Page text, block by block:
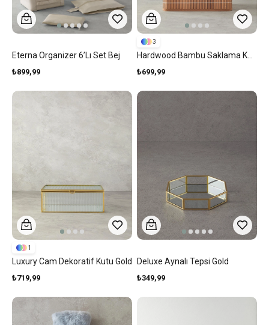
Eterna Organizer 6’lı Set Bej
₺899,99 ₺699,99
3
Luxury Cam Dekoratif Kutu Gold
₺719,99
1
Deluxe Aynalı Tepsi Gold
₺349,99